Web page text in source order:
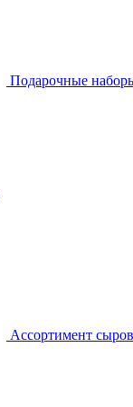
Подарочные
Ассортимент